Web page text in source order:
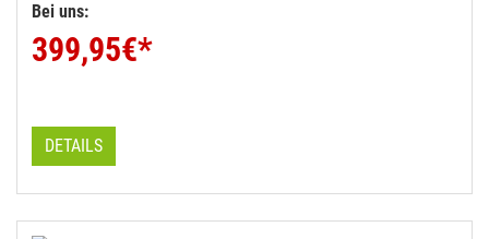
Bei uns:
399,95€*
DETAILS